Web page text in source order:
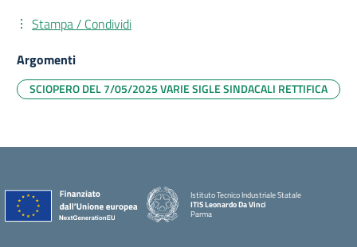
Stampa / Condividi
Argomenti
SCIOPERO DEL 7/05/2025 VARIE SIGLE SINDACALI RETTIFICA
Istituto Tecnico Industriale Statale
ITIS Leonardo Da Vinci
Parma